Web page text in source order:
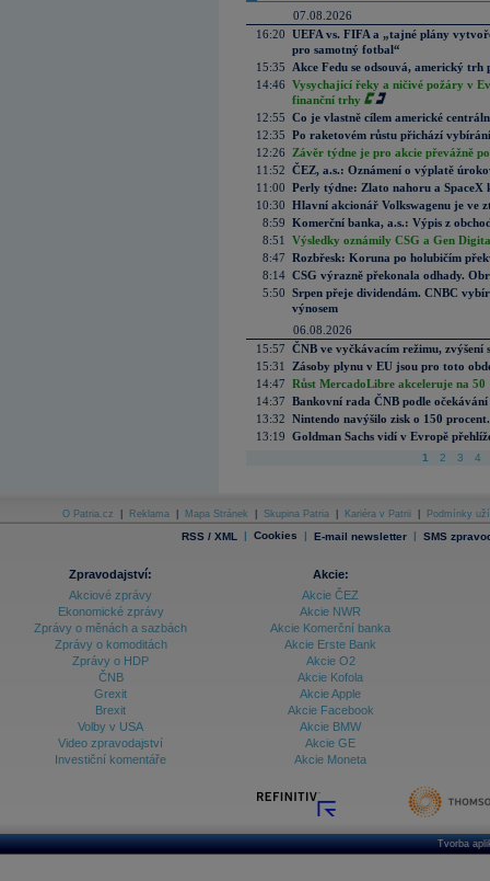
07.08.2026
16:20 UEFA vs. FIFA a „tajné plány
pro samotný fotbal“
15:35
Akce Fedu se odsouvá, americký
14:46 Vysychající řeky a ničivé požáry v
finanční trhy
12:55 Co je vlastně cílem americké
12:35 Po raketovém růstu přichází
12:26
Závěr týdne je pro akcie převážně
11:52 ČEZ, a.s.: Oznámení o výplatě
11:00 Perly týdne: Zlato nahoru a SpaceX
10:30 Hlavní akcionář Volkswagenu je ve
8:59 Komerční banka, a.s.: Výpis z
8:51
Výsledky oznámily CSG a Gen
8:47 Rozbřesk: Koruna po holubičím
8:14 CSG výrazně překonala odhady.
5:50 Srpen přeje dividendám. CNBC
výnosem
06.08.2026
15:57 ČNB ve vyčkávacím režimu, zvýšení
15:31
Zásoby plynu v EU jsou pro toto
14:47 Růst MercadoLibre akceleruje na
14:37 Bankovní rada ČNB podle
13:32 Nintendo navýšilo zisk o 150
13:19 Goldman Sachs vidí v Evropě
1 2 3 4
O Patria.cz Reklama Mapa Stránek Skupina Patria Kariéra v Patrii Podmínky
RSS / XML | Cookies | E-mail newsletter | SMS
Zpravodajství:
Akciové zprávy
Ekonomické zprávy
Zprávy o měnách a sazbách
Zprávy o komoditách
Zprávy o HDP
ČNB
Grexit
Brexit
Volby v USA
Video zpravodajství
Investiční komentáře
Akcie:
Akcie ČEZ
Akcie NWR
Akcie Komerční banka
Akcie Erste Bank
Akcie O2
Akcie Kofola
Akcie Apple
Akcie Facebook
Akcie BMW
Akcie GE
Akcie Moneta
Tvorba